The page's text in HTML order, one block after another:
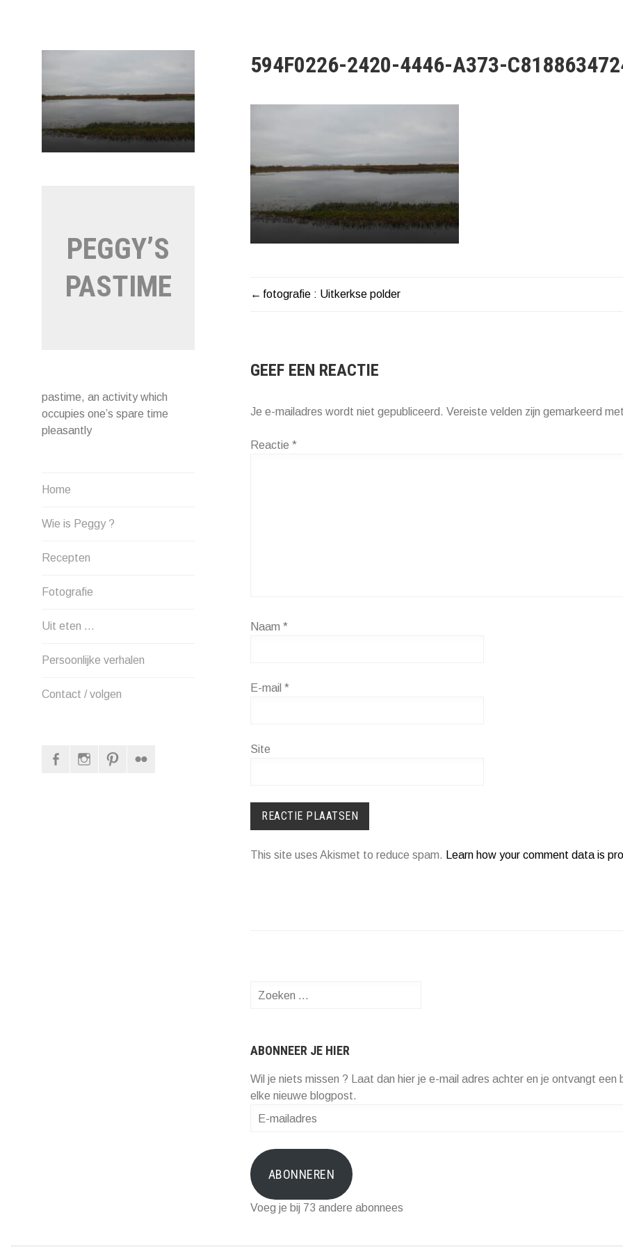
PEGGY’S
PASTIME
pastime, an activity which
occupies one’s spare time
pleasantly
Home
Wie is Peggy ?
Recepten
Fotografie
Uit eten …
Persoonlijke verhalen
Contact / volgen
FacebookInstagram
594F0226-2420-4446-A373-
BERICHT
fotografie : Uitkerkse polder
GEEF EEN REACTIE
Je e-mailadres wordt niet gepubliceerd. Vereiste velden zijn gemarkeerd
Reactie *
Naam *
E-mail *
Site
This site uses Akismet to reduce spam. Learn how your comment data is
Zoeken
ABONNEER JE HIER
Wil je niets missen ? Laat dan hier je e-mail adres achter en je ontvangt een
elke nieuwe blogpost.
E-
ABONNEREN
Voeg je bij 73 andere abonnees